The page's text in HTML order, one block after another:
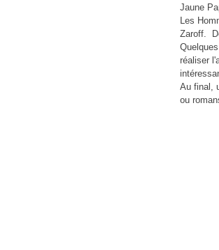
Jaune
Les
Zaroff.
réaliser
Au final,
ou